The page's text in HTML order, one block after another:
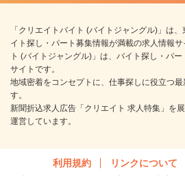
「クリエイトバイト (バイトジャングル)」は
イト探し・パート募集情報が満載の求人情報
ト (バイトジャングル)」は、バイト探し・パ
サイトです。
地域密着をコンセプトに、仕事探しに役立つ
す。
新聞折込求人広告「クリエイト 求人特集」を
運営しています。
利用規約 リンクについて